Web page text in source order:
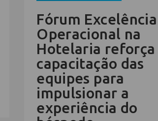
Fórum Excelência
Operacional na
Hotelaria reforça
capacitação das
equipes para
impulsionar a
experiência do